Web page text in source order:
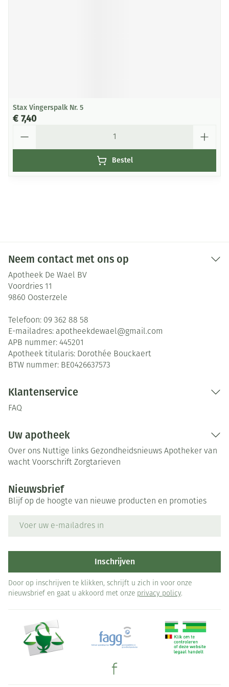
Stax Vingerspalk Nr. 5
€ 7,40
Bestel
Neem contact met ons op
Apotheek De Wael BV
Voordries 11
9860 Oosterzele
Telefoon: 09 362 88 58
E-mailadres: apotheekdewael@gmail.com
APB nummer: 445201
Apotheek titularis: Dorothée Bouckaert
BTW nummer: BE0426637573
Klantenservice
FAQ
Uw apotheek
Over ons Nuttige links Gezondheidsnieuws Apotheker van
wacht Voorschrift Zorgtarieven
Nieuwsbrief
Blijf op de hoogte van nieuwe producten en promoties
Inschrijven
Door op inschrijven te klikken, schrijft u zich in voor onze
nieuwsbrief en gaat u akkoord met onze privacy policy.